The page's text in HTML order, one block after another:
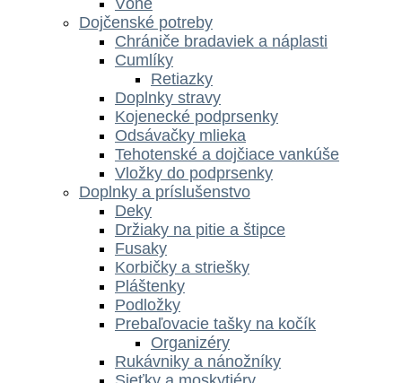
Dojčenské potreby
Chrániče bradaviek a náplasti
Cumlíky
Retiazky
Doplnky stravy
Kojenecké podprsenky
Odsávačky mlieka
Tehotenské a dojčiace vankúše
Vložky do podprsenky
Doplnky a príslušenstvo
Deky
Držiaky na pitie a štipce
Fusaky
Korbičky a striešky
Pláštenky
Podložky
Prebaľovacie tašky na kočík
Organizéry
Rukávniky a nánožníky